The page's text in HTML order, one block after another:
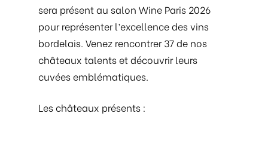
sera présent au salon Wine Paris 2026
pour représenter l’excellence des vins
bordelais. Venez rencontrer 37 de nos
châteaux talents et découvrir leurs
cuvées emblématiques.
Les châteaux présents :